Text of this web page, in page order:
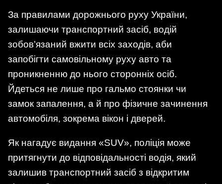
За правилами дорожнього руху України,
залишаючи транспортний засіб, водій
зобов’язаний вжити всіх заходів, аби
запобігти самовільному руху авто та
проникненню до нього сторонніх осіб.
Йдеться не лише про гальмо стоянки чи
замок запалення, а й про фізичне зачинення
автомобіля, зокрема вікон і дверей.
Як нагадує видання «SUV», поліція може
притягнути до відповідальності водія, який
залишив транспортний засіб з відкритим